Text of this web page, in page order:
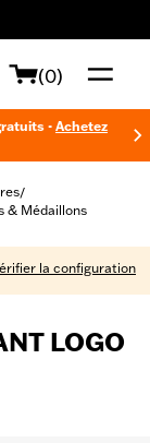
(0)
- Achetez
/
& Médaillons
la configuration
LOGO